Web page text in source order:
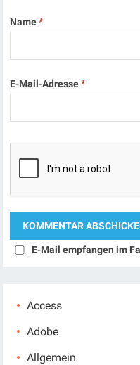
Name*
E-Mail-Adresse*
E-Mail empfangen im
Access
Adobe
Allgemein